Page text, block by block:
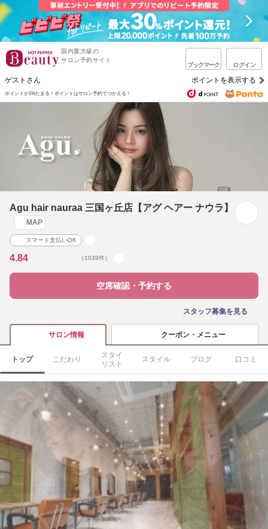
国内最大級の
サロン予約サイト
ブックマーク ログイン
ゲストさん ポイントを表示する
ポイントが1%たまる！ ポイントはサロン予約でつかえる！
Agu hair nauraa 三国ヶ丘店【アグ ヘアー ナウラ】
MAP
スマート支払いOK
4.84 （1039件）
空席確認・予約する
スタッフ募集を見る
サロン情報 クーポン・メニュー
トップ こだわり
スタイ
リスト
スタイル ブログ 口コミ